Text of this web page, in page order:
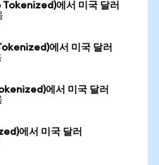
에서 미국 달러
에서 미국 달러
에서 미국 달러
에서 미국 달러